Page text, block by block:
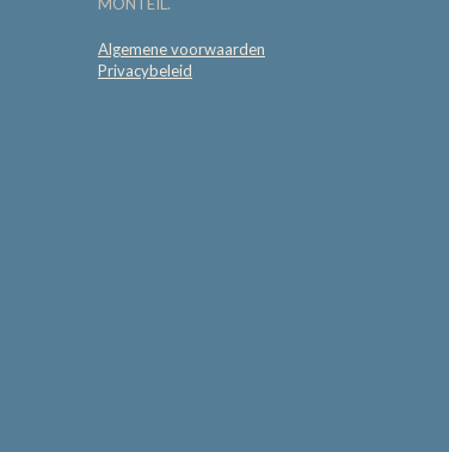
MONTEIL.
Algemene voorwaarden
Privacybeleid